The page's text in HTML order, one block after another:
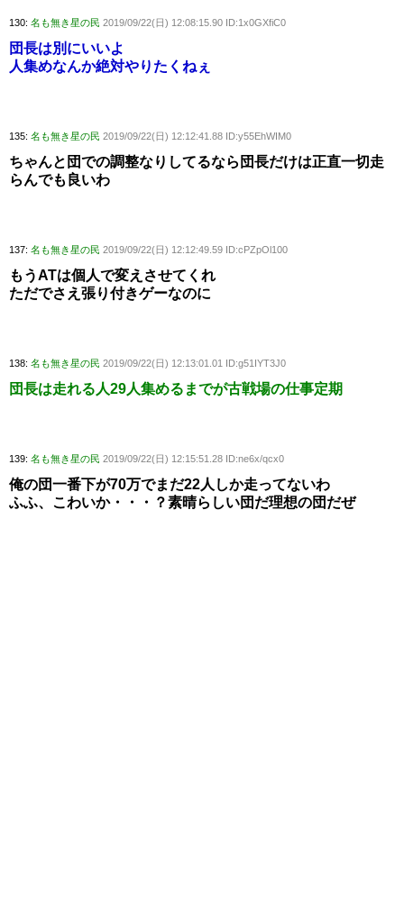
130: 名も無き星の民 2019/09/22(日) 12:08:15.90 ID:1x0GXfiC0
団長は別にいいよ
人集めなんか絶対やりたくねぇ
135: 名も無き星の民 2019/09/22(日) 12:12:41.88 ID:y55EhWIM0
ちゃんと団での調整なりしてるなら団長だけは正直一切走
らんでも良いわ
137: 名も無き星の民 2019/09/22(日) 12:12:49.59 ID:cPZpOl100
もうATは個人で変えさせてくれ
ただでさえ張り付きゲーなのに
138: 名も無き星の民 2019/09/22(日) 12:13:01.01 ID:g51IYT3J0
団長は走れる人29人集めるまでが古戦場の仕事定期
139: 名も無き星の民 2019/09/22(日) 12:15:51.28 ID:ne6x/qcx0
俺の団一番下が70万でまだ22人しか走ってないわ
ふふ、こわいか・・・？素晴らしい団だ理想の団だぜ